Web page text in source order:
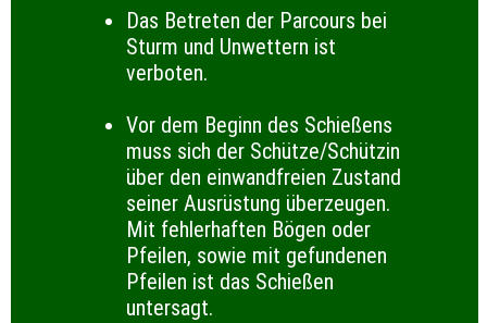
Das Betreten der Parcours bei
Sturm und Unwettern ist
verboten.
Vor dem Beginn des Schießens
muss sich der Schütze/Schützin
über den einwandfreien Zustand
seiner Ausrüstung überzeugen.
Mit fehlerhaften Bögen oder
Pfeilen, sowie mit gefundenen
Pfeilen ist das Schießen
untersagt.